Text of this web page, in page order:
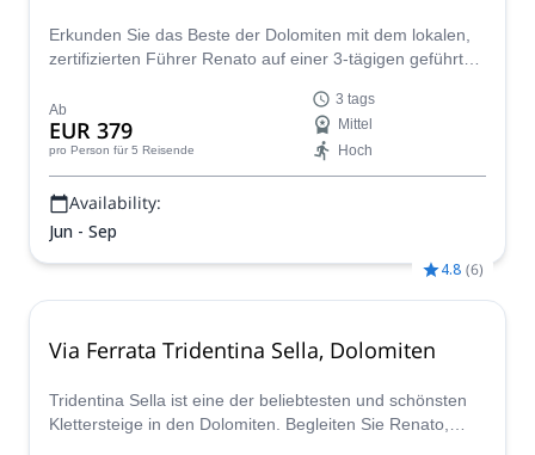
Erkunden Sie das Beste der Dolomiten mit dem lokalen,
zertifizierten Führer Renato auf einer 3-tägigen geführten
Ab
EUR 379
pro Person für 5 Reisende
3 tags
Mittel
Hoch
Availability:
Jun - Sep
4.8 (6)
Via Ferrata Tridentina Sella, Dolomiten
Tridentina Sella ist eine der beliebtesten und schönsten
Klettersteige in den Dolomiten. Begleiten Sie Renato,